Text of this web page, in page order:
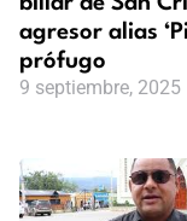
agresor alias
prófugo
9 septiembre, 2025